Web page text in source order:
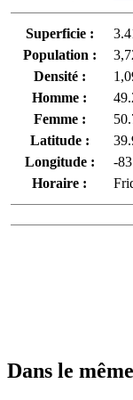
Superficie :
Population :
Densité :
Homme :
Femme :
Latitude :
Longitude :
-
Horaire :
Dans le